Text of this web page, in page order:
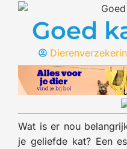
Goed
Wat is er nou
je geliefde kat? Een